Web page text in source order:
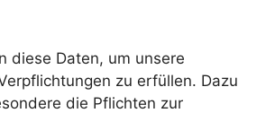
diese Daten, um unsere
zu erfüllen. Dazu
die Pflichten zur